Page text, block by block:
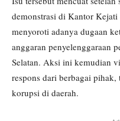
demonstrasi di Kantor
menyoroti adanya dugaan
anggaran penyelenggaraan
Selatan. Aksi ini kemudian
respons dari berbagai pihak,
korupsi di daerah.